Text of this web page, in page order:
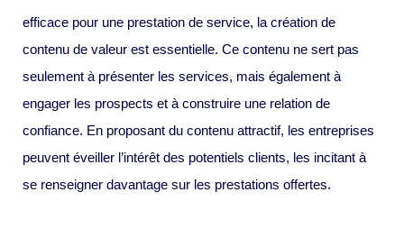
efficace pour une prestation de service, la création de
contenu de valeur est essentielle. Ce contenu ne sert pas
seulement à présenter les services, mais également à
engager les prospects et à construire une relation de
confiance. En proposant du contenu attractif, les entreprises
peuvent éveiller l’intérêt des potentiels clients, les incitant à
se renseigner davantage sur les prestations offertes.